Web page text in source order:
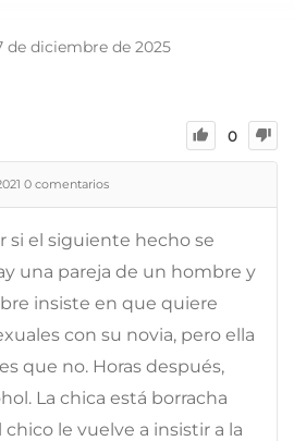
de diciembre de 2025
0
0 comentarios
si el siguiente hecho se
una pareja de un hombre y
insiste en que quiere
con su novia, pero ella
que no. Horas después,
La chica está borracha
chico le vuelve a insistir a la